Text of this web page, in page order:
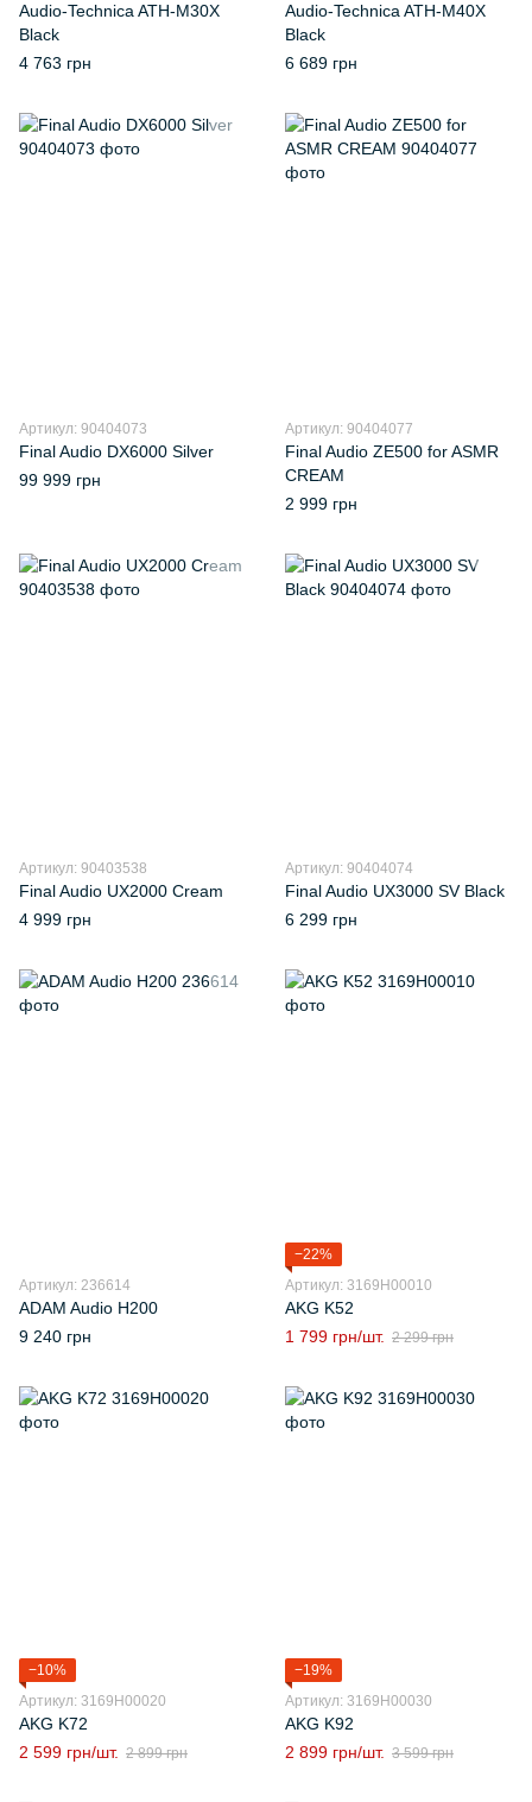
Audio-Technica ATH-M30X
Black
4 763 грн
Audio-Technica ATH-M40X
Black
6 689 грн
Артикул: 90404073
Final Audio DX6000 Silver
99 999 грн
Артикул: 90404077
Final Audio ZE500 for ASMR
CREAM
2 999 грн
Артикул: 90403538
Final Audio UX2000 Cream
4 999 грн
Артикул: 90404074
Final Audio UX3000 SV Black
6 299 грн
Артикул: 236614
ADAM Audio H200
9 240 грн
−22%
Артикул: 3169H00010
AKG K52
1 799 грн/шт. 2 299 грн
−10%
Артикул: 3169H00020
AKG K72
2 599 грн/шт. 2 899 грн
−19%
Артикул: 3169H00030
AKG K92
2 899 грн/шт. 3 599 грн